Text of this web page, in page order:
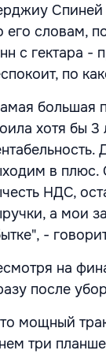
Спиней
его словам,
с гектара -
по
большая
хотя бы
в плюс.
НДС,
а мои
-
на
после
мощный
три